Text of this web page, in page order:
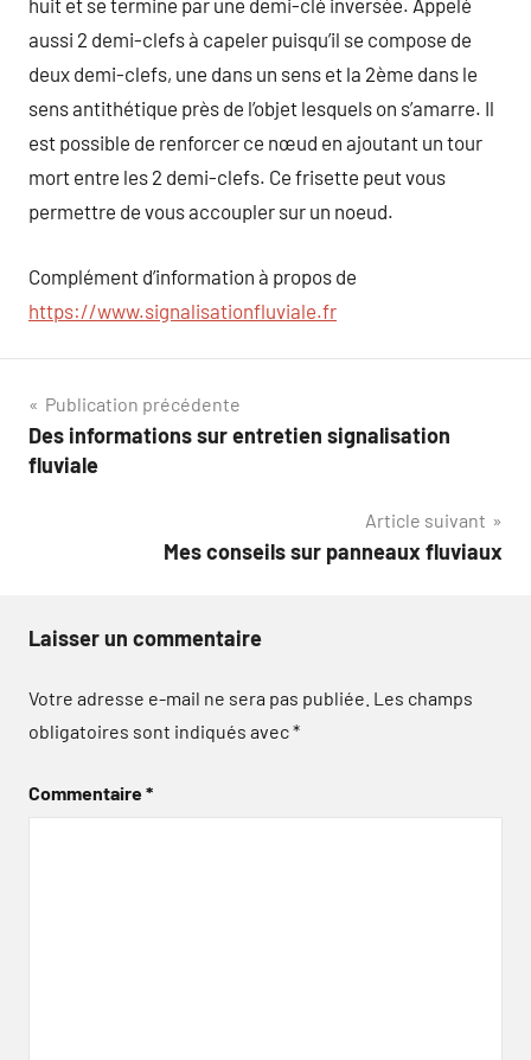
huit et se termine par une demi-clé inversée. Appelé
aussi 2 demi-clefs à capeler puisqu’il se compose de
deux demi-clefs, une dans un sens et la 2ème dans le
sens antithétique près de l’objet lesquels on s’amarre. Il
est possible de renforcer ce nœud en ajoutant un tour
mort entre les 2 demi-clefs. Ce frisette peut vous
permettre de vous accoupler sur un noeud.
Complément d’information à propos de
https://www.signalisationfluviale.fr
Navigation
de
Publication précédente
Des informations sur entretien signalisation
fluviale
Article suivant
Mes conseils sur panneaux fluviaux
Laisser un commentaire
Votre adresse e-mail ne sera pas publiée. Les champs
obligatoires sont indiqués avec*
Commentaire*